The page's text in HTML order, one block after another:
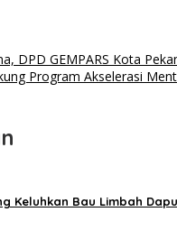
DPD GEMPARS Kota
Program Akselerasi
Keluhkan Bau Limbah